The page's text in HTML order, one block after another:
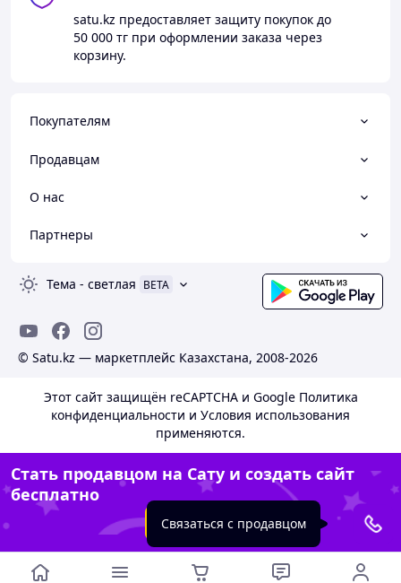
satu.kz предоставляет защиту покупок до
50 000 тг при оформлении заказа через
корзину.
Покупателям
Продавцам
О нас
Партнеры
Тема - светлая BETA
© Satu.kz — маркетплейс Казахстана, 2008-2026
Этот сайт защищён reCAPTCHA и Google Политика
конфиденциальности и Условия использования
применяются.
Стать продавцом на Сату и создать сайт
бесплатно
Создать сайт
Связаться с продавцом